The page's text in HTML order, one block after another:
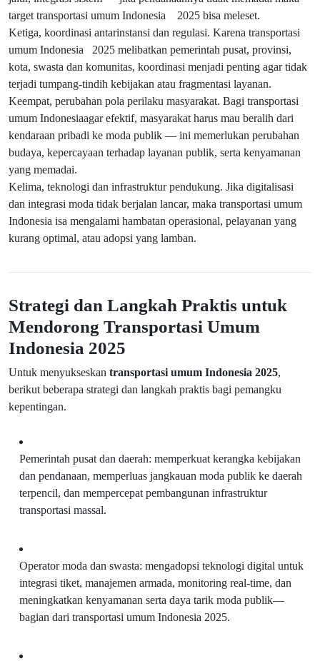
target transportasi umum Indonesia 2025 bisa meleset.
Ketiga, koordinasi antarinstansi dan regulasi. Karena transportasi
umum Indonesia 2025 melibatkan pemerintah pusat, provinsi,
kota, swasta dan komunitas, koordinasi menjadi penting agar tidak
terjadi tumpang-tindih kebijakan atau fragmentasi layanan.
Keempat, perubahan pola perilaku masyarakat. Bagi transportasi
umum Indonesiaagar efektif, masyarakat harus mau beralih dari
kendaraan pribadi ke moda publik — ini memerlukan perubahan
budaya, kepercayaan terhadap layanan publik, serta kenyamanan
yang memadai.
Kelima, teknologi dan infrastruktur pendukung. Jika digitalisasi
dan integrasi moda tidak berjalan lancar, maka transportasi umum
Indonesia isa mengalami hambatan operasional, pelayanan yang
kurang optimal, atau adopsi yang lamban.
Strategi dan Langkah Praktis untuk
Mendorong Transportasi Umum
Indonesia 2025
Untuk menyukseskan transportasi umum Indonesia 2025,
berikut beberapa strategi dan langkah praktis bagi pemangku
kepentingan.
Pemerintah pusat dan daerah: memperkuat kerangka kebijakan
dan pendanaan, memperluas jangkauan moda publik ke daerah
terpencil, dan mempercepat pembangunan infrastruktur
transportasi massal.
Operator moda dan swasta: mengadopsi teknologi digital untuk
integrasi tiket, manajemen armada, monitoring real-time, dan
meningkatkan kenyamanan serta daya tarik moda publik—
bagian dari transportasi umum Indonesia 2025.